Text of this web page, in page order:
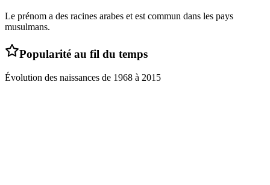
Le prénom a des racines arabes et est commun dans les pays
musulmans.
Popularité au fil du temps
Évolution des naissances de 1968 à 2015